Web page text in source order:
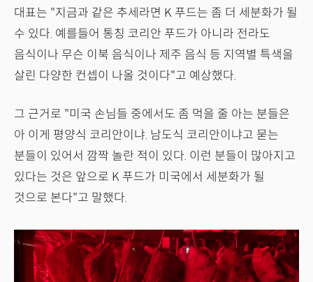
대표는 "지금과 같은 추세라면 K 푸드는 좀 더 세분화가 될
수 있다. 예를들어 통칭 코리안 푸드가 아니라 전라도
음식이나 무슨 이북 음식이나 제주 음식 등 지역별 특색을
살린 다양한 컨셉이 나올 것이다"고 예상했다.
그 근거로 "미국 손님들 중에서도 좀 먹을 줄 아는 분들은
아 이게 평양식 코리안이냐. 남도식 코리안이냐고 묻는
분들이 있어서 깜짝 놀란 적이 있다. 이런 분들이 많아지고
있다는 것은 앞으로 K 푸드가 미국에서 세분화가 될
것으로 본다"고 말했다.